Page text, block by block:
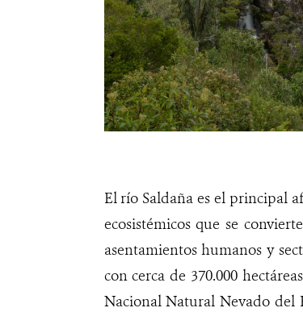
El río Saldaña es el principal
ecosistémicos que se
asentamientos humanos y
con cerca de 370.000
Nacional Natural Nevado del